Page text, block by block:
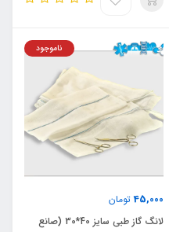
45,000تومان
ناموجود
لانگ گاز طبی سایز 40*30 (صانع